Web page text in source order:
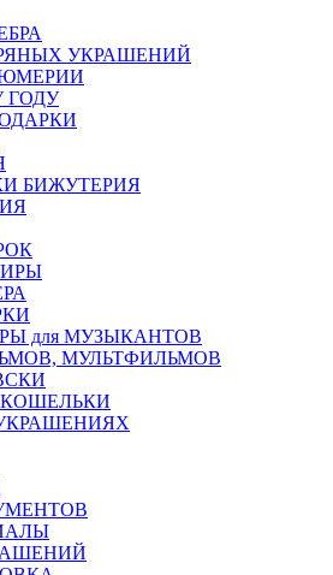
УКРАШЕНИЙ
ГОДУ
БИЖУТЕРИЯ
для МУЗЫКАНТОВ
МУЛЬТФИЛЬМОВ